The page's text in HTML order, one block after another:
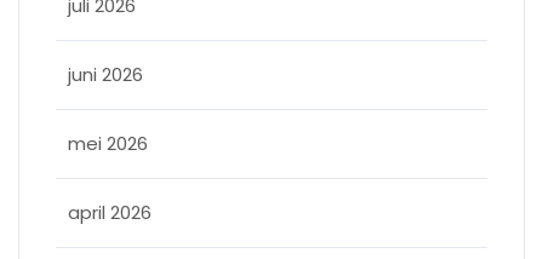
juli 2026
juni 2026
mei 2026
april 2026